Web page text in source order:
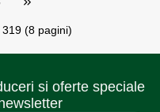
(8 pagini)
si oferte speciale